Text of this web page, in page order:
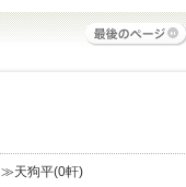
≫天狗平(0軒)